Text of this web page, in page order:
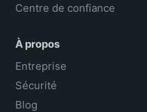
Centre de confiance
À propos
Entreprise
Sécurité
Blog